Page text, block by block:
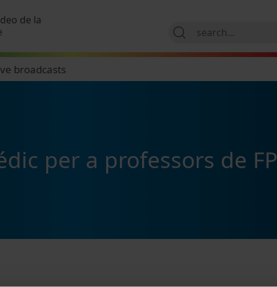
de la
broadcasts
per a professors de FP